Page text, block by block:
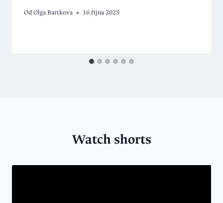
OdOlga Bartkova 16 října 2025
Watch shorts